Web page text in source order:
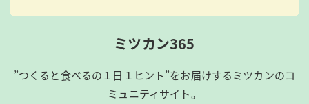
ミツカン365
”つくると食べるの１日１ヒント”をお届けするミツカンのコ
ミュニティサイト。